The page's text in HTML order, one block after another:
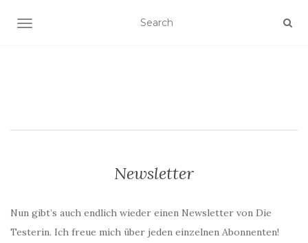
SCHALTE NAVIGATION
Newsletter
Nun gibt’s auch endlich wieder einen Newsletter von Die
Testerin. Ich freue mich über jeden einzelnen Abonnenten!